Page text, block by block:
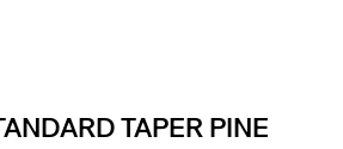
TAPER PINE